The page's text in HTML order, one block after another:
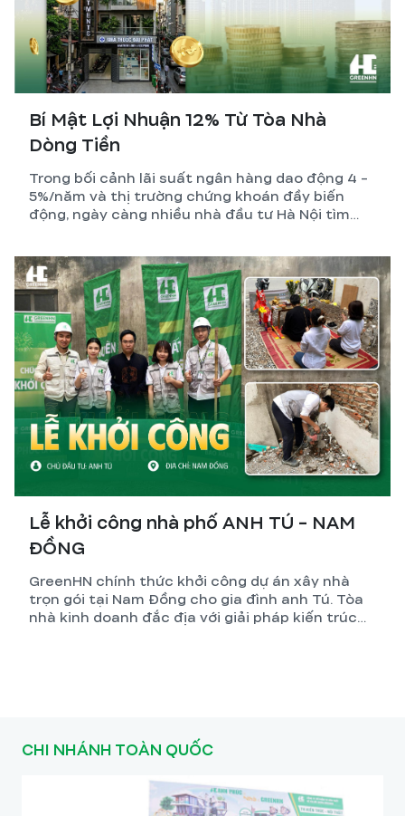
Bí Mật Lợi Nhuận 12% Từ Tòa Nhà
Dòng Tiền
Trong bối cảnh lãi suất ngân hàng dao động 4 -
5%/năm và thị trường chứng khoán đầy biến
động, ngày càng nhiều nhà đầu tư Hà Nội tìm
tiền – CCMN – căn hộ dịch vụ.
Lễ khởi công nhà phố ANH TÚ - NAM
ĐỒNG
GreenHN chính thức khởi công dự án xây nhà
trọn gói tại Nam Đồng cho gia đình anh Tú. Tòa
nhà kinh doanh đắc địa với giải pháp kiến trúc
CHI NHÁNH TOÀN QUỐC